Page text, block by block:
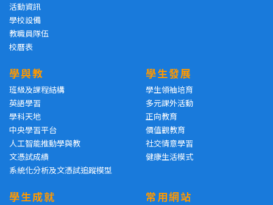
活動資訊
學校設備
教職員隊伍
校曆表
學與教
班級及課程結構
英語學習
學科天地
中央學習平台
人工智能推動學與教
文憑試成績
系統化分析及文憑試追蹤模型
學生發展
學生領袖培育
多元課外活動
正向教育
價值觀教育
社交情意學習
健康生活模式
學生成就 常用網站